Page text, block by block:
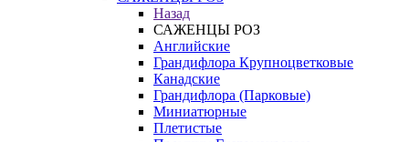
Назад
САЖЕНЦЫ РОЗ
Английские
Грандифлора Крупноцветковые
Канадские
Грандифлора (Парковые)
Миниатюрные
Плетистые